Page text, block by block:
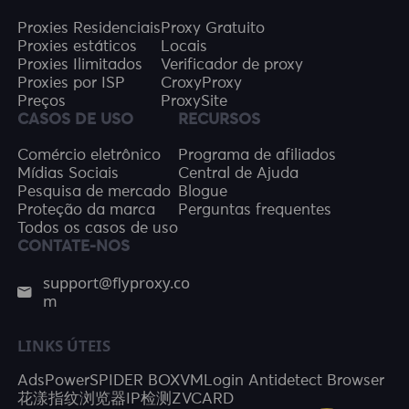
Proxies Residenciais
Proxies estáticos
Proxies Ilimitados
Proxies por ISP
Preços
Proxy Gratuito
Locais
Verificador de proxy
CroxyProxy
ProxySite
CASOS DE USO
Comércio eletrônico
Mídias Sociais
Pesquisa de mercado
Proteção da marca
Todos os casos de uso
RECURSOS
Programa de afiliados
Central de Ajuda
Blogue
Perguntas frequentes
CONTATE-NOS
support@flyproxy.co
m
LINKS ÚTEIS
AdsPowerSPIDER BOXVMLogin Antidetect Browser
花漾指纹浏览器 IP检测 ZVCARD